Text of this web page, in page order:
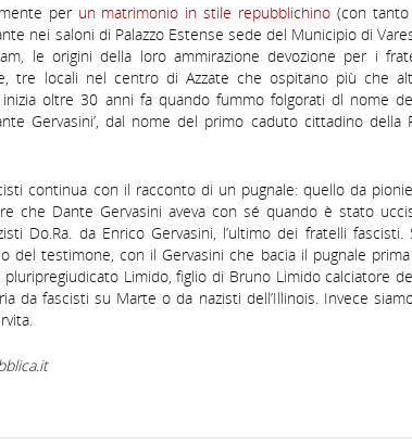
per un matrimonio in stile repubblichino (con
nei saloni di Palazzo Estense sede del Municipio di
le origini della loro ammirazione devozione per i
tre locali nel centro di Azzate che ospitano più che
oltre 30 anni fa quando fummo folgorati dl nome
Gervasini’, dal nome del primo caduto cittadino della
continua con il racconto di un pugnale: quello da
che Dante Gervasini aveva con sé quando è stato
Do.Ra. da Enrico Gervasini, l’ultimo dei fratelli fascisti.
del testimone, con il Gervasini che bacia il pugnale
Limido, figlio di Bruno Limido calciatore
da fascisti su Marte o da nazisti dell’Illinois. Invece